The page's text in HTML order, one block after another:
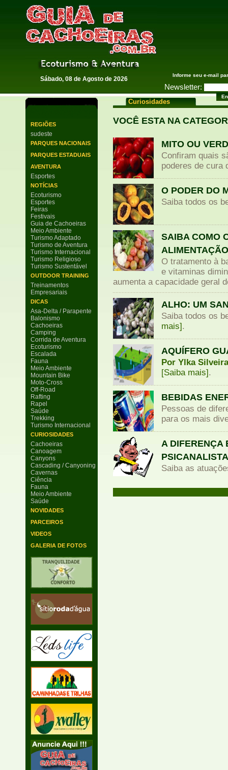
Guia de Cachoeiras
Sábado, 08 de Agosto de 2026
Informe seu e-mail
Newsletter:
REGIÕES
sudeste
PARQUES NACIONAIS
PARQUES ESTADUAIS
AVENTURA
Esportes
NOTÍCIAS
Ecoturismo
Esportes
Feiras
Festivais
Guia de Cachoeiras
Meio Ambiente
Turismo Adaptado
Turismo de Aventura
Turismo Internacional
Turismo Religioso
Turismo Sustentável
OUTDOOR TRAINING
Treinamentos
Empresariais
DICAS
Asa-Delta / Parapente
Balonismo
Cachoeiras
Camping
Corrida de Aventura
Ecoturismo
Escalada
Fauna
Meio Ambiente
Mountain Bike
Moto-Cross
Off-Road
Rafting
Rapel
Saúde
Trekking
Turismo Internacional
CURIOSIDADES
Cachoeiras
Canoagem
Canyons
Cascading / Canyoning
Cavernas
Ciência
Fauna
Meio Ambiente
Saúde
NOVIDADES
PARCEIROS
VIDEOS
GALERIA DE FOTOS
Curiosidades
VOCÊ ESTA NA
MITO OU
Confiram quais
poderes de cura
O PODER DO
Saiba todos os
SAIBA COMO
O tratamento à
e vitaminas
aumenta a capacidade geral
ALHO: UM
Saiba todos os
mais].
AQUÍFERO
Por Ylka Silveira
[Saiba mais].
BEBIDAS
Pessoas de
para os mais
A DIFERENÇA
PSICANALISTA
Saiba as